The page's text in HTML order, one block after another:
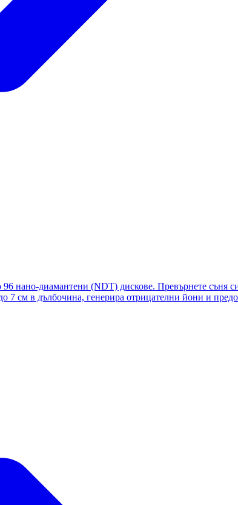
нано-диамантени (NDT) дискове. Превърнете съня
см в дълбочина, генерира отрицателни йони и